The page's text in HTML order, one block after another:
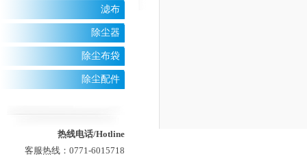
滤布
除尘器
除尘布袋
除尘配件
热线电话/Hotline
客服热线：0771-6015718